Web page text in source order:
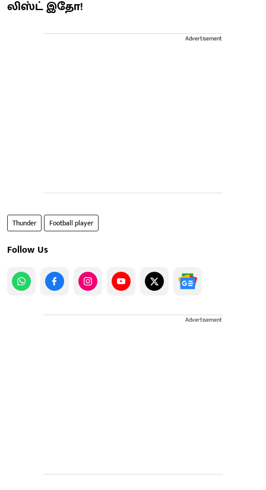
லிஸ்ட் இதோ!
Advertisement
Thunder Football player
Follow Us
Advertisement